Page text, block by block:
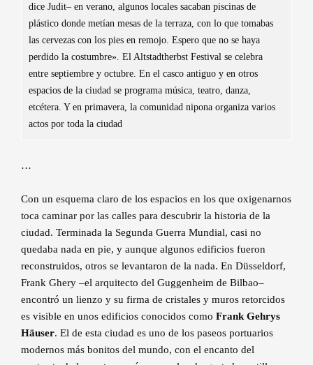
dice Judit– en verano, algunos locales sacaban piscinas de
plástico donde metían mesas de la terraza, con lo que tomabas
las cervezas con los pies en remojo. Espero que no se haya
perdido la costumbre». El Altstadtherbst Festival se celebra
entre septiembre y octubre. En el casco antiguo y en otros
espacios de la ciudad se programa música, teatro, danza,
etcétera. Y en primavera, la comunidad nipona organiza varios
actos por toda la ciudad
…
Con un esquema claro de los espacios en los que oxigenarnos
toca caminar por las calles para descubrir la historia de la
ciudad. Terminada la Segunda Guerra Mundial, casi no
quedaba nada en pie, y aunque algunos edificios fueron
reconstruidos, otros se levantaron de la nada. En Düsseldorf,
Frank Ghery –el arquitecto del Guggenheim de Bilbao–
encontró un lienzo y su firma de cristales y muros retorcidos
es visible en unos edificios conocidos como Frank Gehrys
Häuser. El de esta ciudad es uno de los paseos portuarios
modernos más bonitos del mundo, con el encanto del